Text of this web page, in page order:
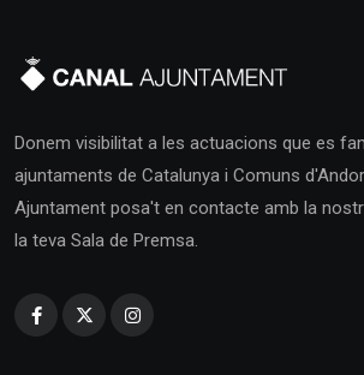
Donem visibilitat a les actuacions que es
ajuntaments de Catalunya i Comuns
Ajuntament posa't en contacte amb la
la teva Sala de Premsa.